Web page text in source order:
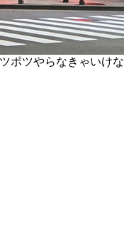
ポツやらなきゃいけな